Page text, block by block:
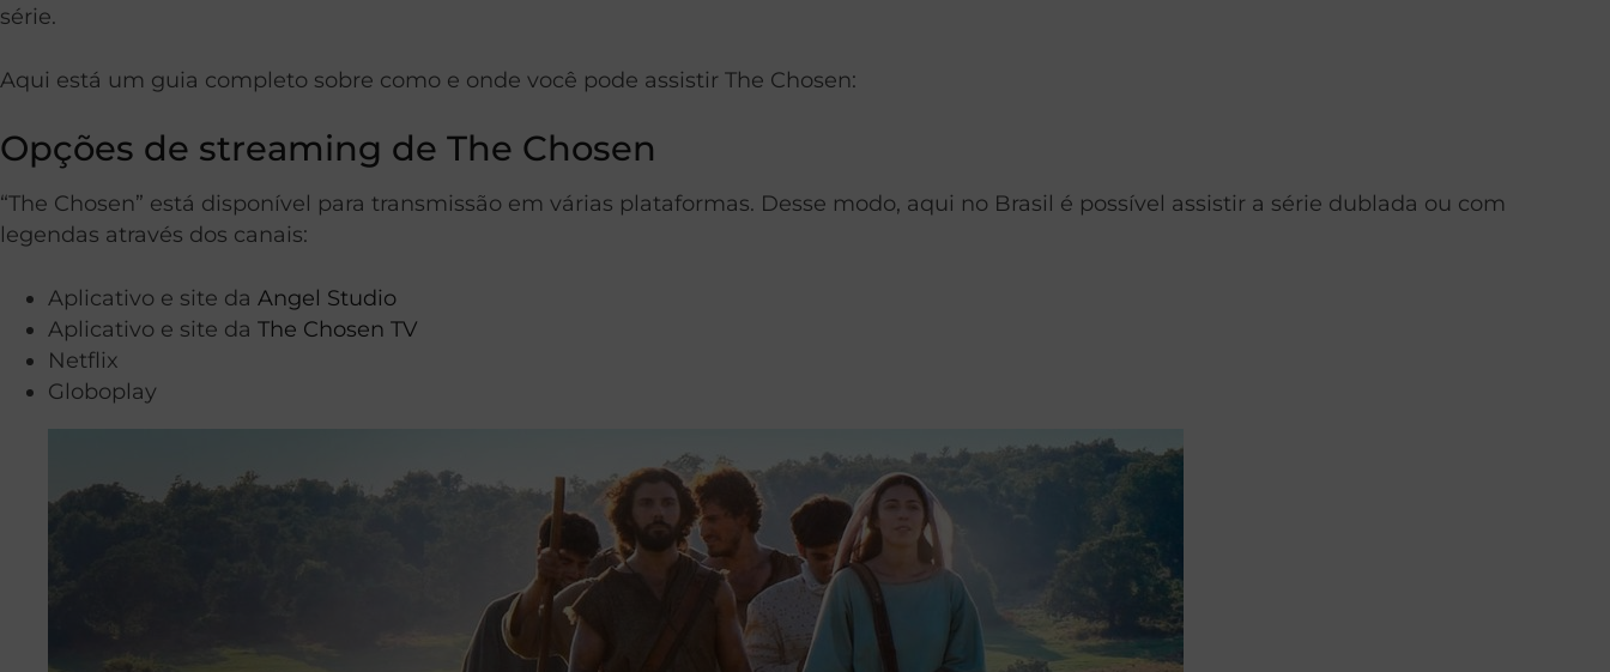
série.
Aqui está um guia completo sobre como e onde você pode assistir The Chosen:
Opções de streaming de The Chosen
“The Chosen” está disponível para transmissão em várias plataformas. Desse modo, aqui no Brasil é possível assistir a série dublada ou com
legendas através dos canais:
Aplicativo e site da Angel Studio
Aplicativo e site da The Chosen TV
Netflix
Globoplay